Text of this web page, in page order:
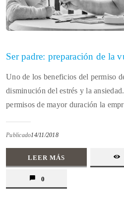
Ser padre: preparación de la
Uno de los beneficios del permiso
disminución del estrés y la
permisos de mayor duración la
Publicado14/11/2018
LEER MÁS
0